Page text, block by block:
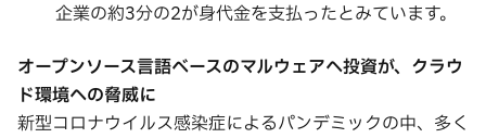
企業の約3分の2が身代金を支払ったとみています。
オープンソース言語ベースのマルウェアへ投資が、クラウ
ド環境への脅威に
新型コロナウイルス感染症によるパンデミックの中、多く